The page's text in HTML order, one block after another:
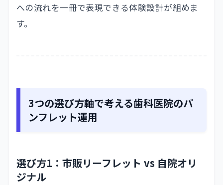
への流れを一冊で表現できる体験設計が組めま
す。
3つの選び方軸で考える歯科医院のパ
ンフレット運用
選び方1：市販リーフレット vs 自院オリ
ジナル